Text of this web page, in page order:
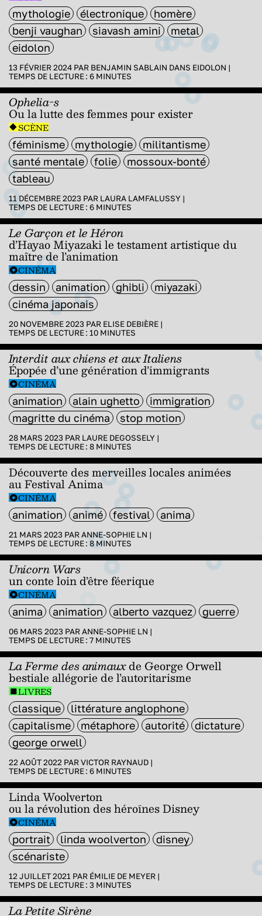
mythologie électronique
homère
benji vaughan
siavash amini
metal
eidolon
13 FÉVRIER 2024 PAR BENJAMIN SABLAIN DANS EIDOLON |
TEMPS DE LECTURE : 6 MINUTES
Ophelia-s
Ou la lutte des femmes pour exister
SCÈNE
féminisme mythologie
militantisme
santé mentale
folie
mossoux-bonté
tableau
11 DÉCEMBRE 2023 PAR LAURA LAMFALUSSY |
TEMPS DE LECTURE : 6 MINUTES
Le Garçon et le Héron
d’Hayao Miyazaki le testament artistique du
maître de l’animation
CINÉMA
dessin animation ghibli
miyazaki
cinéma japonais
20 NOVEMBRE 2023 PAR ELISE DEBIÈRE |
TEMPS DE LECTURE : 10 MINUTES
Interdit aux chiens et aux Italiens
Épopée d’une génération d’immigrants
CINÉMA
animation alain ughetto
immigration
magritte du cinéma
stop motion
28 MARS 2023 PAR LAURE DEGOSSELY |
TEMPS DE LECTURE : 8 MINUTES
Découverte des merveilles locales animées
au Festival Anima
CINÉMA
animation animé festival anima
21 MARS 2023 PARANNE-SOPHIE LN |
TEMPS DE LECTURE : 8 MINUTES
Unicorn Wars
un conte loin d’être féerique
CINÉMA
anima animation alberto vazquez guerre
06 MARS 2023 PARANNE-SOPHIE LN |
TEMPS DE LECTURE : 7 MINUTES
La Ferme des animauxde George Orwell
bestiale allégorie de l’autoritarisme
LIVRES
classique
littérature anglophone
capitalisme
métaphore autorité
dictature
george orwell
22 AOÛT 2022 PARVICTOR RAYNAUD |
TEMPS DE LECTURE : 6 MINUTES
Linda Woolverton
ou la révolution des héroïnes Disney
CINÉMA
portrait linda woolverton
disney
scénariste
12 JUILLET 2021 PAR ÉMILIE DE MEYER |
TEMPS DE LECTURE : 3 MINUTES
La Petite Sirène